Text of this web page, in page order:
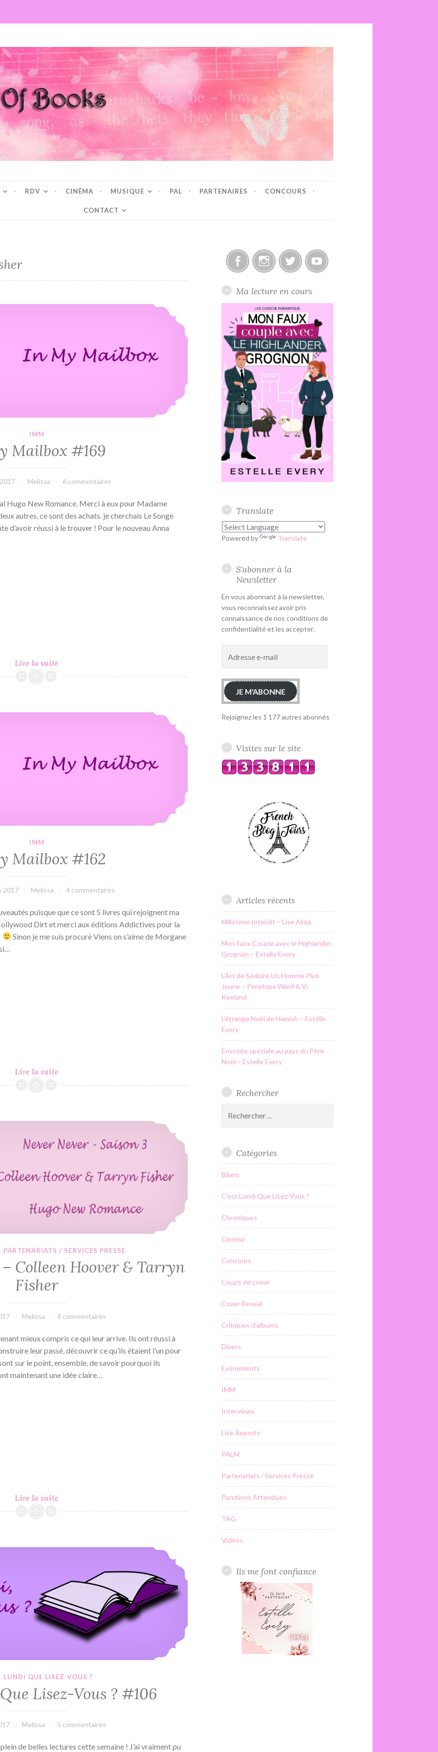
RDV CINÉMA MUSIQUE PAL PARTENAIRES CONCOURS
CONTACT
In My Mailbox #169
IMM
Mailbox #169
Melissa 6 commentaires
Hugo New Romance. Merci à eux pour Madame
autres, ce sont des achats. je cherchais Le Songe
d’avoir réussi à le trouver ! Pour le nouveau Anna
Lire la suite
My
In My Mailbox #162
IMM
Mailbox #162
2017 Melissa 4 commentaires
puisque que ce sont 5 livres qui rejoignent ma
Dirt et merci aux éditions Addictives pour la
Sinon je me suis procuré Viens on s’aime de Morgane
Lire la suite
My
Never Never #3 – Colleen Hoover & Tarryn Fisher
PARTENARIATS / SERVICES PRESSE
Colleen Hoover & Tarryn
Fisher
Melissa 4 commentaires
mieux compris ce qui leur arrive. Ils ont réussi à
leur passé, découvrir ce qu’ils étaient l’un pour
sur le point, ensemble, de savoir pourquoi ils
maintenant une idée claire…
Lire la suite
Never
Colleen
Tarryn
C’est Lundi, Que Lisez-Vous ? #106
LUNDI QUE LISEZ-VOUS ?
Lisez-Vous ? #106
Melissa 5 commentaires
de belles lectures cette semaine ! J’ai vraiment pu
Ma lecture en cours
Translate
Powered by Translate
S'abonner à la
Newsletter
En vous abonnant à la newsletter,
vous reconnaissez avoir pris
connaissance de nos conditions de
confidentialité et les accepter.
mail
JE M'ABONNE
Rejoignez les 1 177 autres abonnés
Visites sur le site
Articles récents
Millésime Interdit – Lise Alma
Mon Faux Couple avec le Highlander
Grognon – Estelle Every
L’Art de Séduire Un Homme Plus
Jeune – Penelope Ward & Vi
Keeland
L’étrange Noël de Hamish – Estelle
Every
Envoyée spéciale au pays du Père
Noël – Estelle Every
Rechercher
Catégories
Bilans
C'est Lundi Que Lisez-Vous ?
Chroniques
Cinéma
Concours
Coups de coeur
Cover Reveal
Critiques d'albums
Divers
Evénements
IMM
Interviews
Live Reports
PALM
Partenariats / Services Presse
Parutions Attendues
TAG
Vidéos
Ils me font confiance